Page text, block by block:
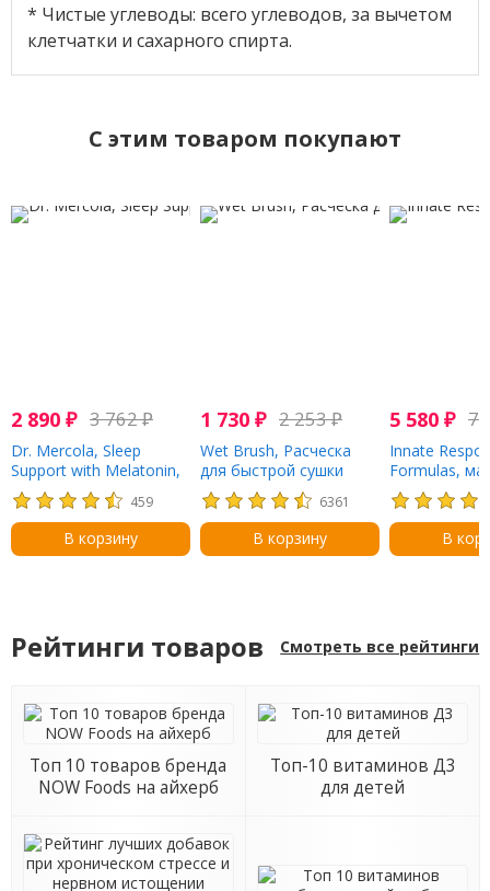
* Чистые углеводы: всего углеводов, за вычетом
клетчатки и сахарного спирта.
C этим товаром покупают
2 890 ₽ 3 762₽
Dr. Mercola, Sleep
Support with Melatonin,
Raspberry Flavor, 0.85 fl
oz (25 ml)
459
В корзину
1 730 ₽ 2 253₽
Wet Brush, Расческа
для быстрой сушки
волос, Розовая, 1
расческа
6361
В корзину
5 580 ₽ 7
Innate
Formulas,
120 капсул
В
Рейтинги товаров Смотреть все рейтинги
Топ 10 товаров бренда
NOW Foods на айхерб
Топ-10 витаминов Д3
для детей